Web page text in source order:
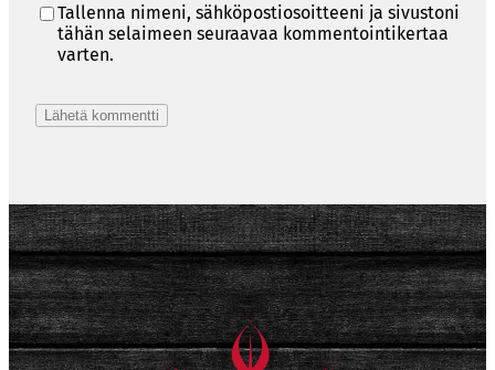
Tallenna nimeni, sähköpostiosoitteeni ja sivustoni
tähän selaimeen seuraavaa kommentointikertaa
varten.